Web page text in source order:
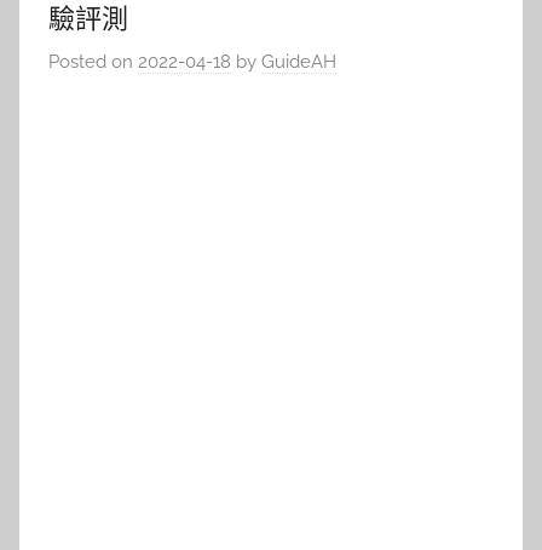
驗評測
Posted on 2022-04-18 by GuideAH